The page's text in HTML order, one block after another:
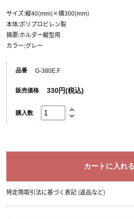
サイズ:縦40(mm)×横300(mm)
本体:ポリプロピレン製
摘要:ホルダー縦型用
カラー:グレー
品番 G-380E.F
販売価格 330円(税込)
購入数
特定商取引法に基づく表記 (返品など)